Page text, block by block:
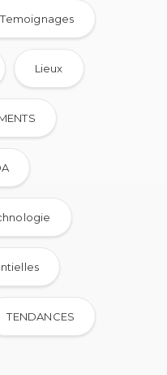
Temoignages
Lieux
TENDANCES